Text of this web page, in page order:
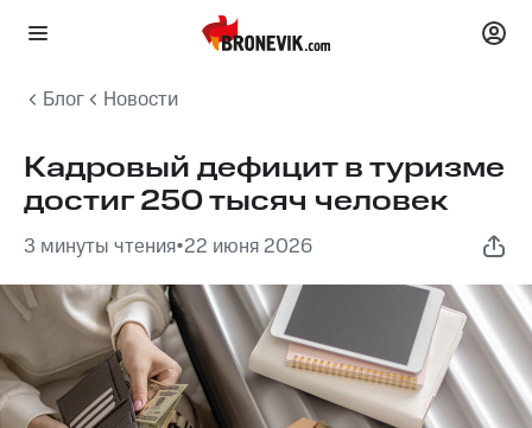
Блог Новости
Кадровый дефицит в туризме
достиг 250 тысяч человек
3 минуты чтения•22 июня 2026